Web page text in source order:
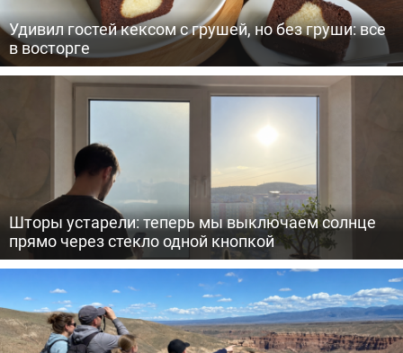
Удивил гостей кексом с грушей, но без груши: все
в восторге
Шторы устарели: теперь мы выключаем солнце
прямо через стекло одной кнопкой